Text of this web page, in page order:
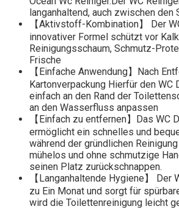
langanhaltend, auch zwischen den
【Aktivstoff-Kombination】 Der
innovativer Formel schützt vor
Reinigungsschaum, Schmutz-
Frische
【Einfache Anwendung】Nach
Kartonverpackung Hierfür den WC
einfach an den Rand der
an den Wasserfluss anpassen
【Einfach zu entfernen】Das WC
ermöglicht ein schnelles und
während der gründlichen
mühelos und ohne schmutzige
seinen Platz zurückschnappen.
【Langanhaltende Hygiene】 Der
zu Ein Monat und sorgt für
wird die Toilettenreinigung leicht